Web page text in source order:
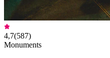
4,7(587)
Monuments